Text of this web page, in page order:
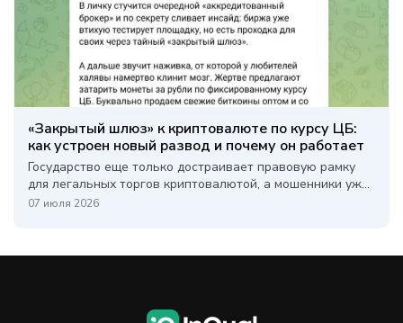
«Закрытый шлюз» к криптовалюте по курсу ЦБ:
как устроен новый развод и почему он работает
Государство еще только достраивает правовую рамку
для легальных торгов криптовалютой, а мошенники уж...
07 июля 2026